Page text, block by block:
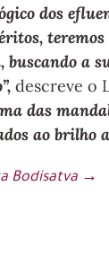
dos
a
descreve o
das
ao brilho
Bodisatva →